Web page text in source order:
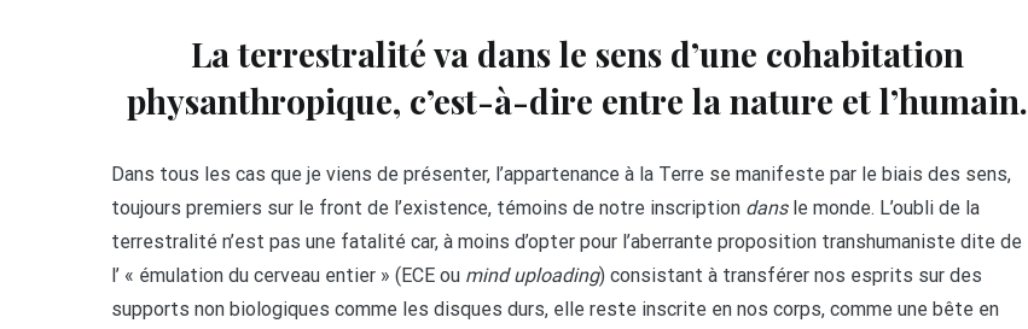
La terrestralité va dans le sens d’une cohabitation
physanthropique, c’est-à-dire entre la nature et l’humain.
Dans tous les cas que je viens de présenter, l’appartenance à la Terre se manifeste par le biais des sens,
toujours premiers sur le front de l’existence, témoins de notre inscription dansle monde. L’oubli de la
terrestralité n’est pas une fatalité car, à moins d’opter pour l’aberrante proposition transhumaniste dite de
l’ « émulation du cerveau entier » (ECE ou mind uploading) consistant à transférer nos esprits sur des
supports non biologiques comme les disques durs, elle reste inscrite en nos corps, comme une bête en